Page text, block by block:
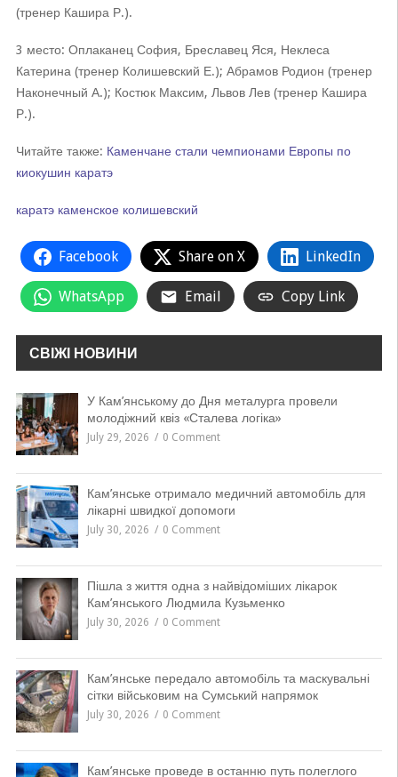
(тренер Кашира Р.).
3 место: Оплаканец София, Бреславец Яся, Неклеса
Катерина (тренер Колишевский Е.); Абрамов Родион (тренер
Наконечный А.); Костюк Максим, Львов Лев (тренер Кашира
Р.).
Читайте также: Каменчане стали чемпионами Европы по
киокушин каратэ
каратэ каменское колишевский
Facebook Share on X LinkedIn
WhatsApp Email Copy Link
СВІЖІ НОВИНИ
У Кам’янському до Дня металурга провели
молодіжний квіз «Сталева логіка»
July 29, 2026 0 Comment
Кам’янське отримало медичний автомобіль для
лікарні швидкої допомоги
July 30, 2026 0 Comment
Пішла з життя одна з найвідоміших лікарок
Кам’янського Людмила Кузьменко
July 30, 2026 0 Comment
Кам’янське передало автомобіль та маскувальні
сітки військовим на Сумський напрямок
July 30, 2026 0 Comment
Кам’янське проведе в останню путь полеглого